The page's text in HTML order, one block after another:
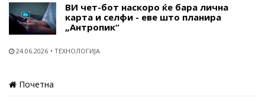
ВИ чет-бот наскоро ќе бара лична
карта и селфи - еве што планира
„Антропик“
24.06.2026 ТЕХНОЛОГИЈА
Почетна